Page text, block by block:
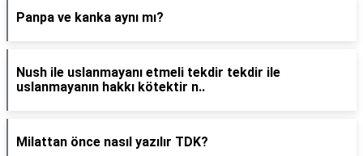
Panpa ve kanka aynı mı?
Nush ile uslanmayanı etmeli tekdir tekdir ile
uslanmayanın hakkı kötektir n..
Milattan önce nasıl yazılır TDK?